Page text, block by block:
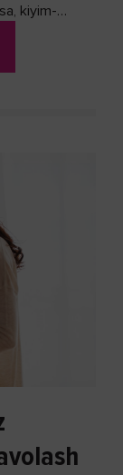
kiyim-